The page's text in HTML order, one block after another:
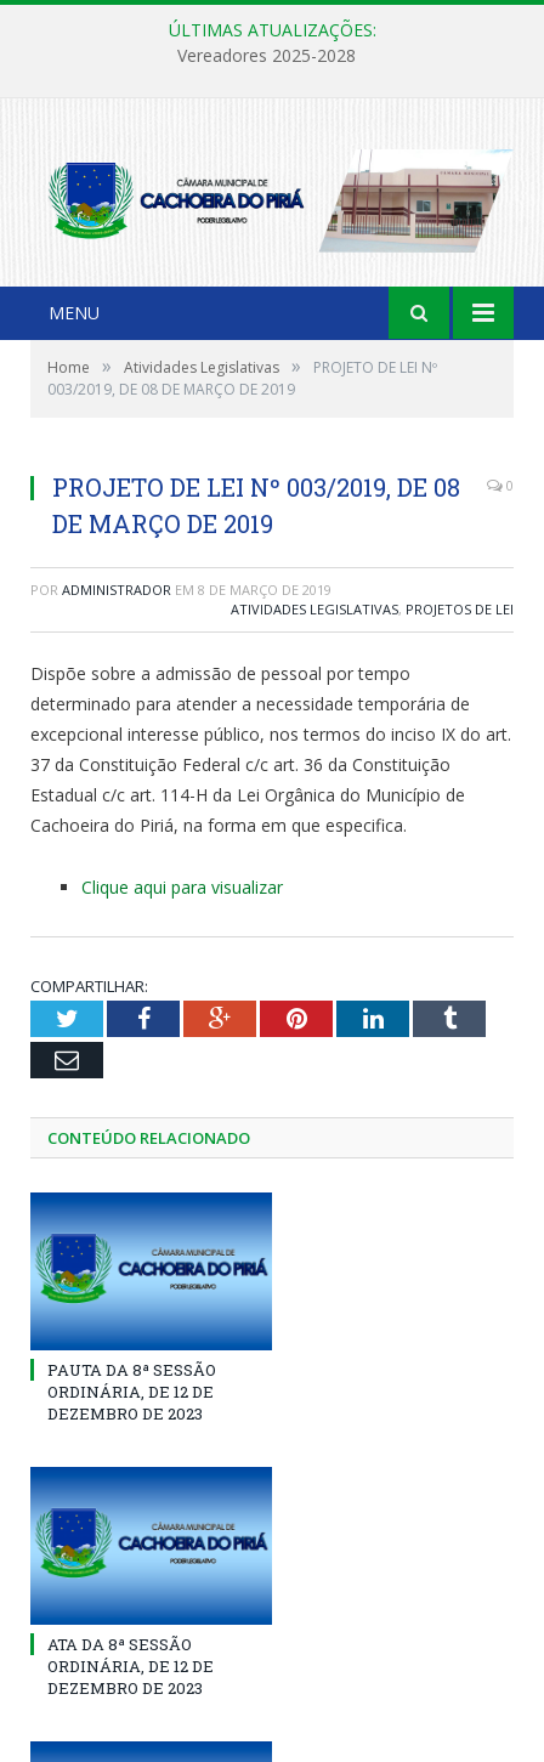
ÚLTIMAS ATUALIZAÇÕES:
Vereadores 2025-2028
MENU
Home » Atividades Legislativas »
PROJETO DE LEI Nº
003/2019, DE 08 DE MARÇO DE 2019
PROJETO DE LEI Nº 003/2019, DE 08
DE MARÇO DE 2019
0
POR ADMINISTRADOR EM 8 DE MARÇO DE 2019
ATIVIDADES LEGISLATIVAS, PROJETOS DE LEI
Dispõe sobre a admissão de pessoal por tempo
determinado para atender a necessidade temporária de
excepcional interesse público, nos termos do inciso IX do art.
37 da Constituição Federal c/c art. 36 da Constituição
Estadual c/c art. 114-H da Lei Orgânica do Município de
Cachoeira do Piriá, na forma em que especifica.
Clique aqui para visualizar
COMPARTILHAR:
TwitterFacebookGoogle+PinterestLinkedInTumblr
Email
CONTEÚDO RELACIONADO
PAUTA DA 8ª SESSÃO
ORDINÁRIA, DE 12 DE
DEZEMBRO DE 2023
ATA DA 8ª SESSÃO
ORDINÁRIA, DE 12 DE
DEZEMBRO DE 2023